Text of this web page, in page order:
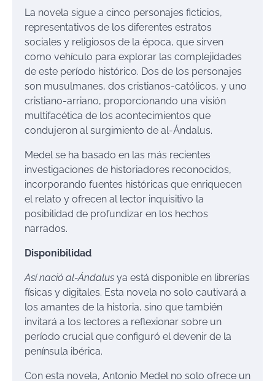
La novela sigue a cinco personajes ficticios,
representativos de los diferentes estratos
sociales y religiosos de la época, que sirven
como vehículo para explorar las complejidades
de este período histórico. Dos de los personajes
son musulmanes, dos cristianos-católicos, y uno
cristiano-arriano, proporcionando una visión
multifacética de los acontecimientos que
condujeron al surgimiento de al-Ándalus.
Medel se ha basado en las más recientes
investigaciones de historiadores reconocidos,
incorporando fuentes históricas que enriquecen
el relato y ofrecen al lector inquisitivo la
posibilidad de profundizar en los hechos
narrados.
Disponibilidad
Así nació al-Ándalus ya está disponible en librerías
físicas y digitales. Esta novela no solo cautivará a
los amantes de la historia, sino que también
invitará a los lectores a reflexionar sobre un
período crucial que configuró el devenir de la
península ibérica.
Con esta novela, Antonio Medel no solo ofrece un